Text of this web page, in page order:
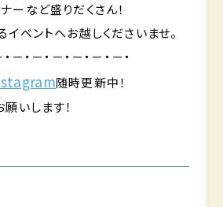
ーなど盛りだくさん！
イベントへお越しくださいませ。
－・－・－・－・－・－・
随時更新中！
いします！